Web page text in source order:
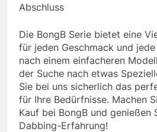
Abschluss
Die BongB Serie bietet eine
für jeden Geschmack und
nach einem einfacheren
der Suche nach etwas
Sie bei uns sicherlich das
für Ihre Bedürfnisse. Machen
Kauf bei BongB und genießen
Dabbing-Erfahrung!